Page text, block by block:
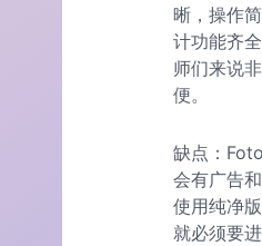
晰，操作
计功能齐
师们来说
便。
缺点：
会有广告
使用纯净
就必须要